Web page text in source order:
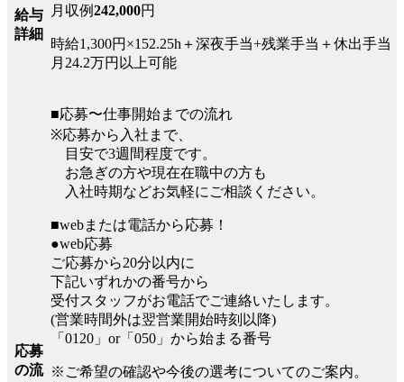
給与
詳細
月収例242,000円
時給1,300円×152.25h＋深夜手当+残業手当＋休出手当
月24.2万円以上可能
応募
の流
■応募〜仕事開始までの流れ
※応募から入社まで、
目安で3週間程度です。
お急ぎの方や現在在職中の方も
入社時期などお気軽にご相談ください。
■webまたは電話から応募！
●web応募
ご応募から20分以内に
下記いずれかの番号から
受付スタッフがお電話でご連絡いたします。
(営業時間外は翌営業開始時刻以降)
「0120」or「050」から始まる番号
※ご希望の確認や今後の選考についてのご案内。